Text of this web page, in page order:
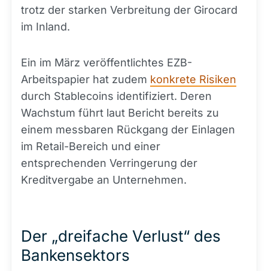
trotz der starken Verbreitung der Girocard
im Inland.
Ein im März veröffentlichtes EZB-
Arbeitspapier hat zudem konkrete Risiken
durch Stablecoins identifiziert. Deren
Wachstum führt laut Bericht bereits zu
einem messbaren Rückgang der Einlagen
im Retail-Bereich und einer
entsprechenden Verringerung der
Kreditvergabe an Unternehmen.
Der „dreifache Verlust“ des
Bankensektors